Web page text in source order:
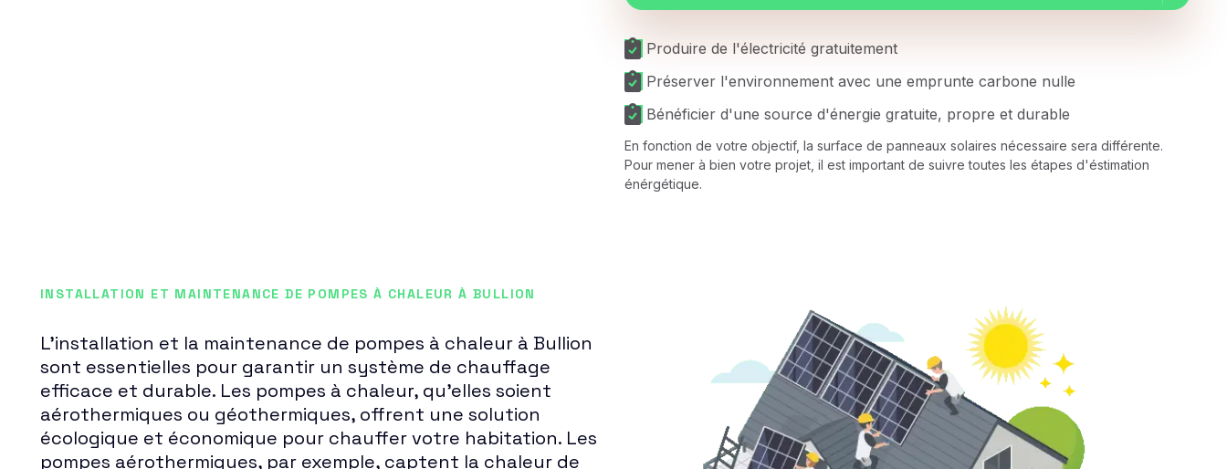
Produire de l'électricité gratuitement
Préserver l'environnement avec une emprunte carbone nulle
Bénéficier d'une source d'énergie gratuite, propre et durable
En fonction de votre objectif, la surface de panneaux solaires nécessaire sera différente.
Pour mener à bien votre projet, il est important de suivre toutes les étapes d'éstimation
énérgétique.
INSTALLATION ET MAINTENANCE DE POMPES À CHALEUR À BULLION
L'installation et la maintenance de pompes à chaleur à Bullion
sont essentielles pour garantir un système de chauffage
efficace et durable. Les pompes à chaleur, qu'elles soient
aérothermiques ou géothermiques, offrent une solution
écologique et économique pour chauffer votre habitation. Les
pompes aérothermiques, par exemple, captent la chaleur de